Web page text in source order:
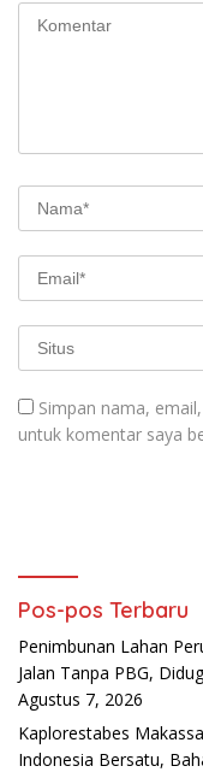
Simpan nama,
untuk komentar saya
Pos-pos Terbaru
Penimbunan Lahan
Jalan Tanpa PBG,
Agustus 7, 2026
Kaplorestabes
Indonesia Bersatu,